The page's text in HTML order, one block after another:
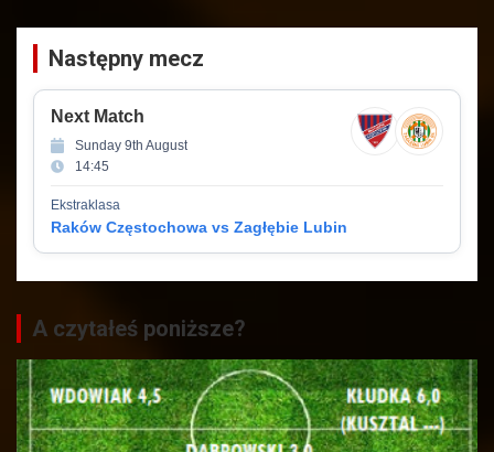
Następny mecz
Next Match
Sunday 9th August
14:45
Ekstraklasa
Raków Częstochowa vs Zagłębie Lubin
A czytałeś poniższe?